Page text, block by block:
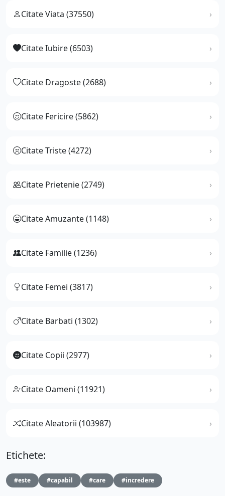
Citate Viata (37550)
Citate Iubire (6503)
Citate Dragoste (2688)
Citate Fericire (5862)
Citate Triste (4272)
Citate Prietenie (2749)
Citate Amuzante (1148)
Citate Familie (1236)
Citate Femei (3817)
Citate Barbati (1302)
Citate Copii (2977)
Citate Oameni (11921)
Citate Aleatorii (103987)
Etichete:
#este #capabil #care #incredere